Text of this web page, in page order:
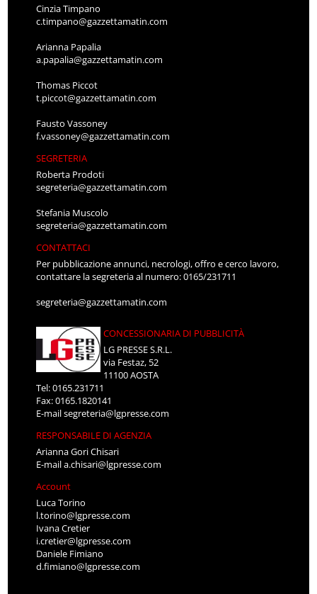
Cinzia Timpano
c.timpano@gazzettamatin.com
Arianna Papalia
a.papalia@gazzettamatin.com
Thomas Piccot
t.piccot@gazzettamatin.com
Fausto Vassoney
f.vassoney@gazzettamatin.com
SEGRETERIA
Roberta Prodoti
segreteria@gazzettamatin.com
Stefania Muscolo
segreteria@gazzettamatin.com
CONTATTACI
Per pubblicazione annunci, necrologi, offro e cerco lavoro,
contattare la segreteria al numero: 0165/231711
segreteria@gazzettamatin.com
CONCESSIONARIA DI PUBBLICITÀ
LG PRESSE S.R.L.
via Festaz, 52
11100 AOSTA
Tel: 0165.231711
Fax: 0165.1820141
E-mailsegreteria@lgpresse.com
RESPONSABILE DI AGENZIA
Arianna Gori Chisari
E-maila.chisari@lgpresse.com
Account
Luca Torino
l.torino@lgpresse.com
Ivana Cretier
i.cretier@lgpresse.com
Daniele Fimiano
d.fimiano@lgpresse.com